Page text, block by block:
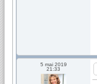
5 mai 2019
21:33